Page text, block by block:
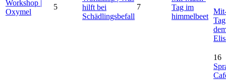
Workshop |
Oxymel
5
hilft bei
Schädlingsbefall
7
Tag im
himmelbeet
16